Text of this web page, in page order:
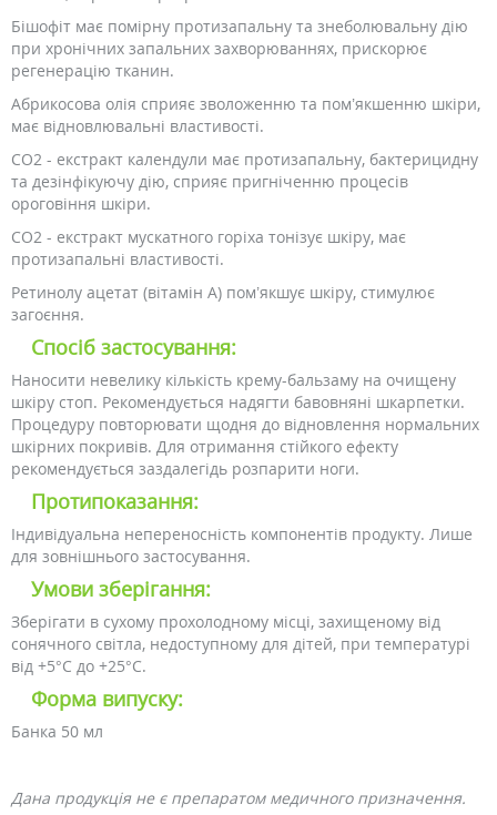
Бішофіт має помірну протизапальну та знеболювальну дію
при хронічних запальних захворюваннях, прискорює
регенерацію тканин.
Абрикосова олія сприяє зволоженню та пом’якшенню шкіри,
має відновлювальні властивості.
CO2 - екстракт календули має протизапальну, бактерицидну
та дезінфікуючу дію, сприяє пригніченню процесів
ороговіння шкіри.
CO2 - екстракт мускатного горіха тонізує шкіру, має
протизапальні властивості.
Ретинолу ацетат (вітамін А) пом’якшує шкіру, стимулює
загоєння.
Спосіб застосування:
Наносити невелику кількість крему-бальзаму на очищену
шкіру стоп. Рекомендується надягти бавовняні шкарпетки.
Процедуру повторювати щодня до відновлення нормальних
шкірних покривів. Для отримання стійкого ефекту
рекомендується заздалегідь розпарити ноги.
Протипоказання:
Індивідуальна непереносність компонентів продукту. Лише
для зовнішнього застосування.
Умови зберігання:
Зберігати в сухому прохолодному місці, захищеному від
сонячного світла, недоступному для дітей, при температурі
від +5°C до +25°C.
Форма випуску:
Банка 50 мл
Дана продукція не є препаратом медичного призначення.